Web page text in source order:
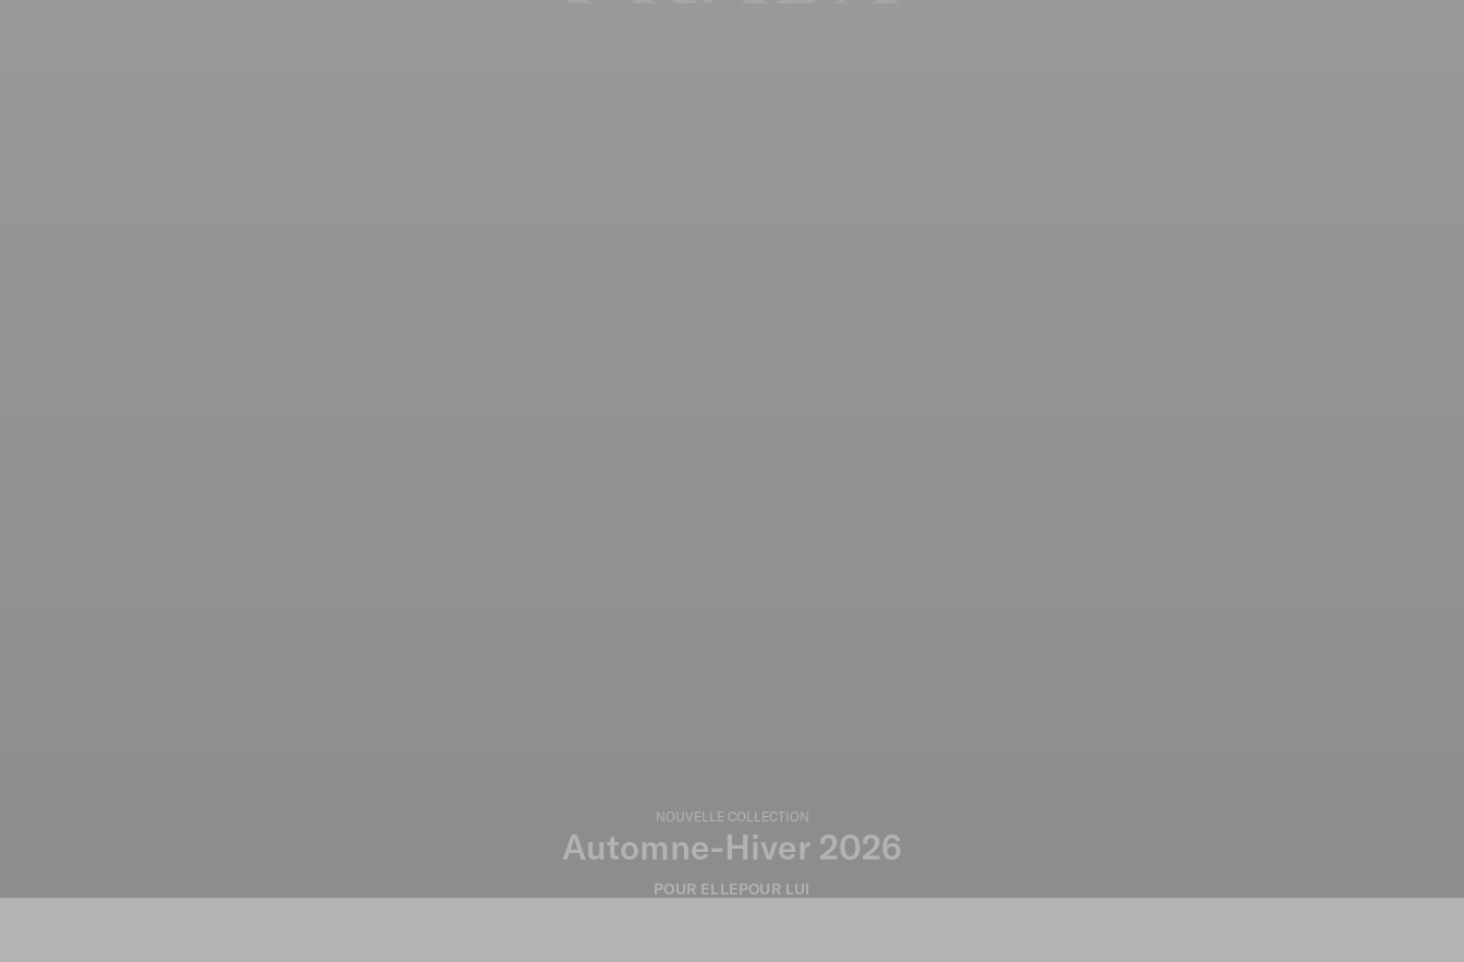
NOUVELLE COLLECTION
Automne-Hiver 2026
POUR ELLEPOUR LUI